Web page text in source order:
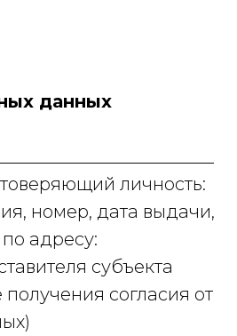
данных
личность:
номер, дата выдачи,
адресу:
субъекта
согласия от